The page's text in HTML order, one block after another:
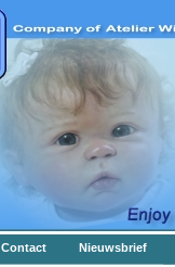
Contact Nieuwsbrief